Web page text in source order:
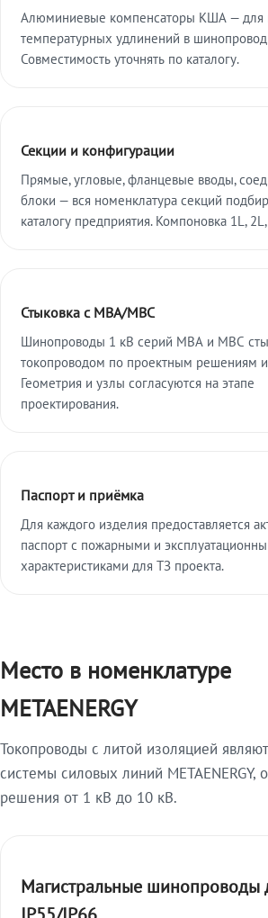
Алюминиевые компенсаторы КША — для
температурных удлинений в
Совместимость уточнять по каталогу.
Секции и конфигурации
Прямые, угловые, фланцевые вводы,
блоки — вся номенклатура секций
каталогу предприятия. Компоновка 1L,
Стыковка с МВА/МВС
Шинопроводы 1 кВ серий МВА и МВС
токопроводом по проектным решениям и
Геометрия и узлы согласуются на этапе
проектирования.
Паспорт и приёмка
Для каждого изделия предоставляется
паспорт с пожарными и
характеристиками для ТЗ проекта.
Место в номенклатуре
METAENERGY
Токопроводы с литой изоляцией
системы силовых линий METAENERGY,
решения от 1 кВ до 10 кВ.
Магистральные шинопроводы